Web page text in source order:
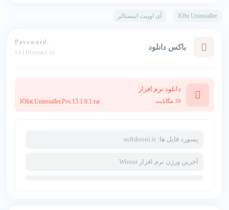
IObi Uninstaller آی اوبیت انیستالر
باکس دانلود
Password:
softdooni.ir
دانلود نرم افزار
39 مگابایت IObit.Uninstaller.Pro.15.1.0.1.rar
پسورد فایل ها: softdooni.ir
آخرین ورژن نرم افزار Winrar